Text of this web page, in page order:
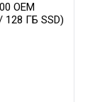
OEM
ГБ SSD)